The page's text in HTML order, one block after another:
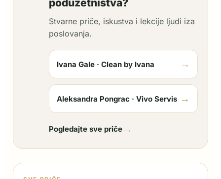
poduzetništva?
Stvarne priče, iskustva i lekcije ljudi iza
poslovanja.
Ivana Gale · Clean by Ivana →
Aleksandra Pongrac · Vivo Servis →
Pogledajte sve priče →